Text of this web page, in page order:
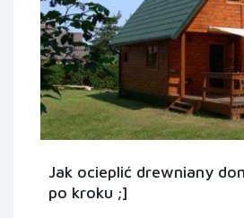
Jak ocieplić drewniany
po kroku ;]